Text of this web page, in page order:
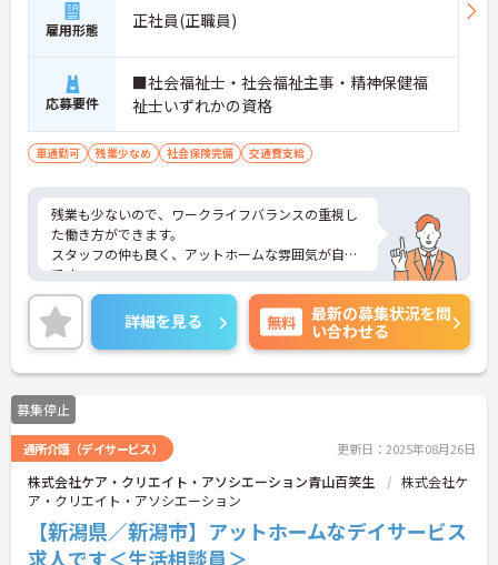
雇用形態 正社員(正職員)
応募要件
■社会福祉士・社会福祉主事・精神保健福
祉士いずれかの資格
車通勤可 残業少なめ 社会保険完備 交通費支給
残業も少ないので、ワークライフバランスの重視し
た働き方ができます。
スタッフの仲も良く、アットホームな雰囲気が自慢
です。
ご興味ある方には、面接対策ポイントなど、詳細を
お話しいたしますのでお気軽にご相談ください。
詳細を見る 無料
最新の募集状況を問
い合わせる
募集停止
通所介護（デイサービス） 更新日：2025年08月26日
株式会社ケア・クリエイト・アソシエーション青山百笑生
株式会社ケ
ア・クリエイト・アソシエーション
【新潟県／新潟市】アットホームなデイサービス
求人です＜生活相談員＞